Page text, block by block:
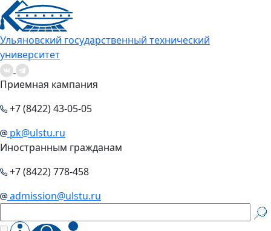
Ульяновский государственный технический
университет
Приемная кампания
+7 (8422) 43-05-05
pk@ulstu.ru
Иностранным гражданам
+7 (8422) 778-458
admission@ulstu.ru